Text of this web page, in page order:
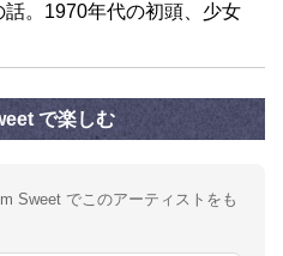
。1970年代の初頭、少女
で楽しむ
Sweet でこのアーティストをも